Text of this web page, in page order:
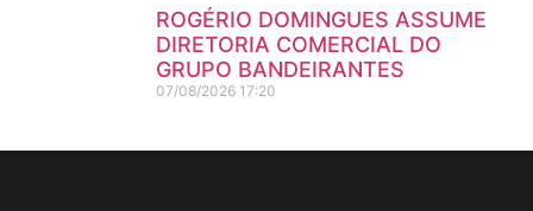
ROGÉRIO DOMINGUES ASSUME
DIRETORIA COMERCIAL DO
GRUPO BANDEIRANTES
07/08/2026 17:20